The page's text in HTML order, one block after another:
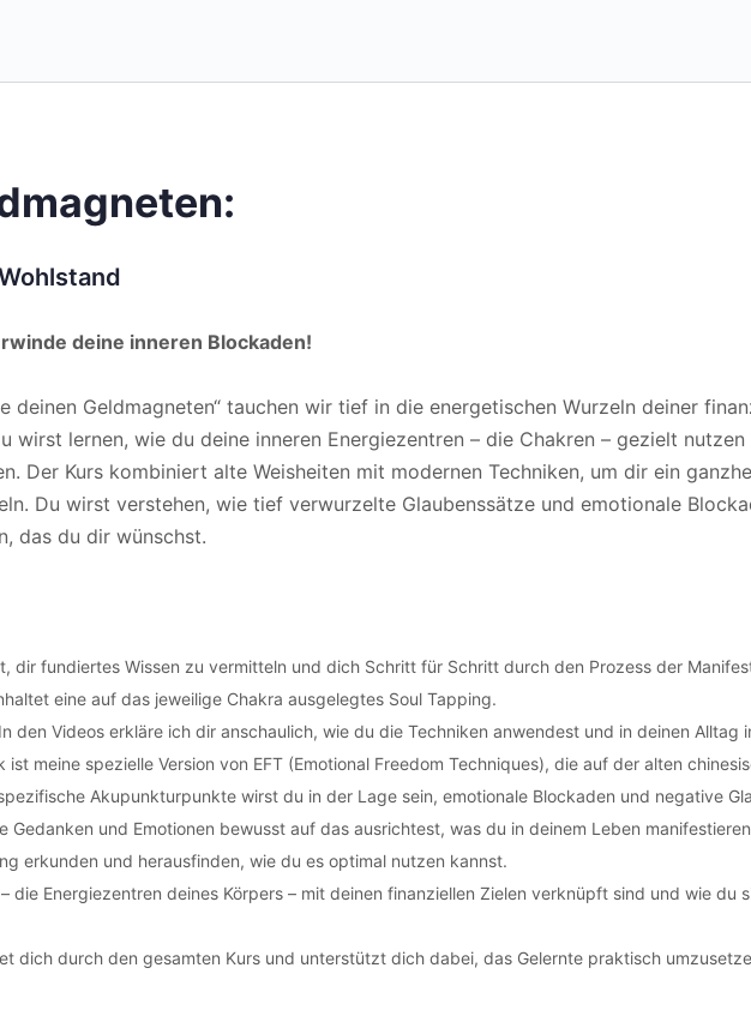
deine inneren Blockaden!
deinen Geldmagneten“ tauchen wir tief in die energetischen Wurzeln deiner
wirst lernen, wie du deine inneren Energiezentren – die Chakren – gezielt nutzen
Der Kurs kombiniert alte Weisheiten mit modernen Techniken, um dir ein
Du wirst verstehen, wie tief verwurzelte Glaubenssätze und emotionale
das du dir wünschst.
dir fundiertes Wissen zu vermitteln und dich Schritt für Schritt durch den Prozess der
eine auf das jeweilige Chakra ausgelegtes Soul Tapping.
den Videos erkläre ich dir anschaulich, wie du die Techniken anwendest und in deinen Alltag
ist meine spezielle Version von EFT (Emotional Freedom Techniques), die auf der alten
Akupunkturpunkte wirst du in der Lage sein, emotionale Blockaden und negative
Gedanken und Emotionen bewusst auf das ausrichtest, was du in deinem Leben
erkunden und herausfinden, wie du es optimal nutzen kannst.
die Energiezentren deines Körpers – mit deinen finanziellen Zielen verknüpft sind und wie du
dich durch den gesamten Kurs und unterstützt dich dabei, das Gelernte praktisch